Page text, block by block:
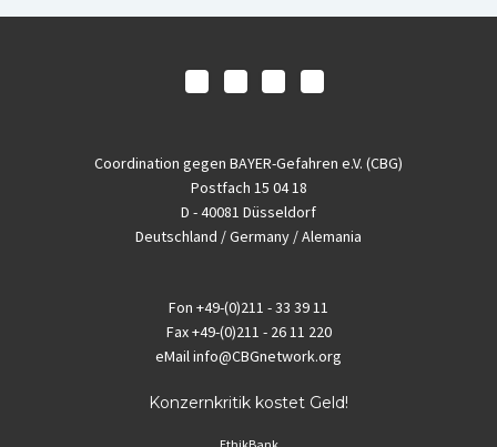
Coordination gegen BAYER-Gefahren e.V. (CBG)
Postfach 15 04 18
D - 40081 Düsseldorf
Deutschland / Germany / Alemania
Fon +49-(0)211 - 33 39 11
Fax+49-(0)211 - 26 11 220
eMailinfo@CBGnetwork.org
Konzernkritik kostet Geld!